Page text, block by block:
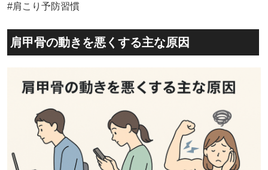
#肩こり予防習慣
肩甲骨の動きを悪くする主な原因